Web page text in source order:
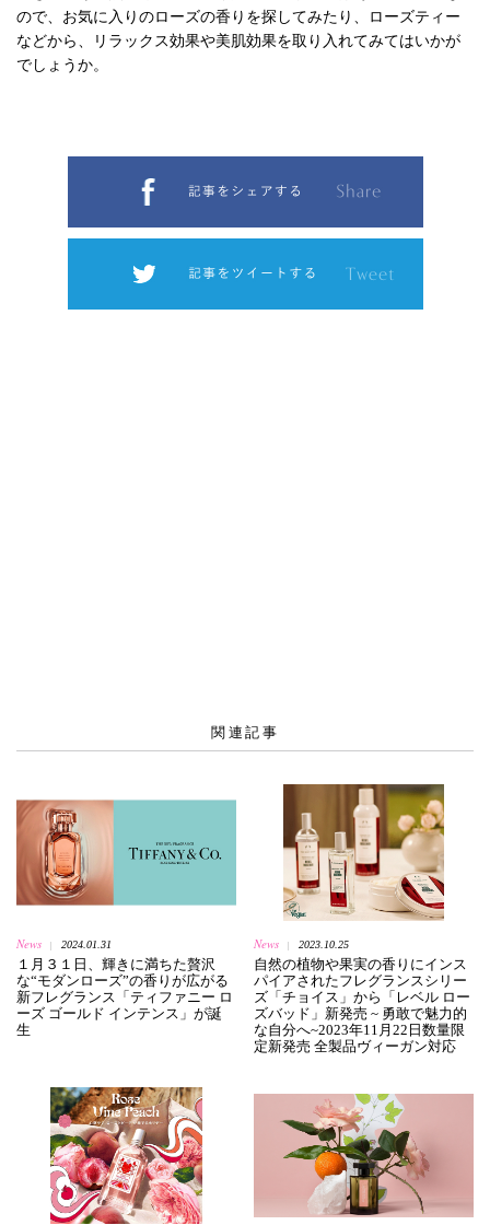
ので、お気に入りのローズの香りを探してみたり、ローズティー
などから、リラックス効果や美肌効果を取り入れてみてはいかが
でしょうか。
関連記事
News 2024.01.31
１月３１日、輝きに満ちた贅沢
な“モダンローズ”の香りが広がる
新フレグランス「ティファニー ロ
ーズ ゴールド インテンス」が誕
生
News 2023.10.25
自然の植物や果実の香りにインス
パイアされたフレグランスシリー
ズ「チョイス」から「レベル ロー
ズバッド」新発売 ~ 勇敢で魅力的
な自分へ~2023年11月22日数量限
定新発売 全製品ヴィーガン対応